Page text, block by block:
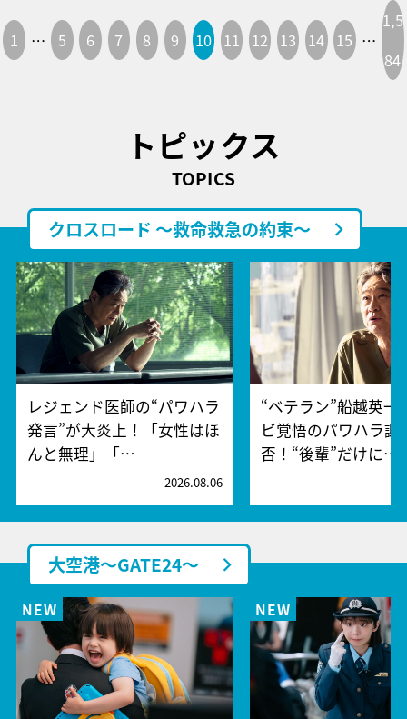
1 … 5 6 7 8 9 10 11 12 13 14 15 …
1,5
84
トピックス
TOPICS
クロスロード ～救命救急の約束～
レジェンド医師の“パワハラ
発言”が大炎上！「女性はほ
んと無理」「…
2026.08.06
“ベテラン”船越英一
ビ覚悟のパワハラ謝
否！“後輩”だけに…
大空港～GATE24～